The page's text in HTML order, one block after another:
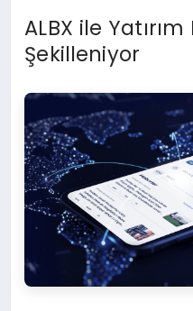
ALBX ile
Şekilleniyor